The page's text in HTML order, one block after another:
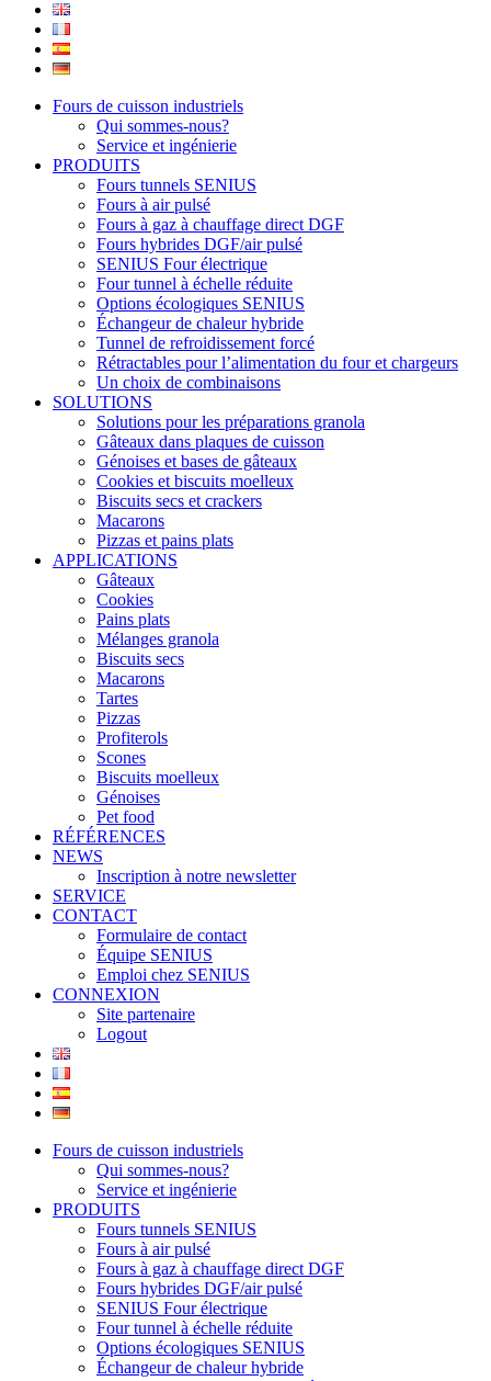
Fours de cuisson industriels
Qui sommes-nous?
Service et ingénierie
PRODUITS
Fours tunnels SENIUS
Fours à air pulsé
Fours à gaz à chauffage direct DGF
Fours hybrides DGF/air pulsé
SENIUS Four électrique
Four tunnel à échelle réduite
Options écologiques SENIUS
Échangeur de chaleur hybride
Tunnel de refroidissement forcé
Rétractables pour l’alimentation du four et chargeurs
Un choix de combinaisons
SOLUTIONS
Solutions pour les préparations granola
Gâteaux dans plaques de cuisson
Génoises et bases de gâteaux
Cookies et biscuits moelleux
Biscuits secs et crackers
Macarons
Pizzas et pains plats
APPLICATIONS
Gâteaux
Cookies
Pains plats
Mélanges granola
Biscuits secs
Macarons
Tartes
Pizzas
Profiterols
Scones
Biscuits moelleux
Génoises
Pet food
RÉFÉRENCES
NEWS
Inscription à notre newsletter
SERVICE
CONTACT
Formulaire de contact
Équipe SENIUS
Emploi chez SENIUS
CONNEXION
Site partenaire
Logout
Fours de cuisson industriels
Qui sommes-nous?
Service et ingénierie
PRODUITS
Fours tunnels SENIUS
Fours à air pulsé
Fours à gaz à chauffage direct DGF
Fours hybrides DGF/air pulsé
SENIUS Four électrique
Four tunnel à échelle réduite
Options écologiques SENIUS
Échangeur de chaleur hybride